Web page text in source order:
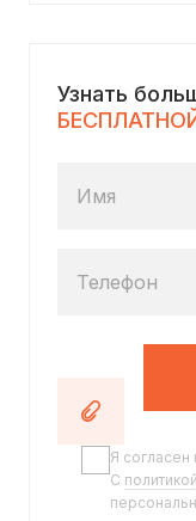
Узнать
Имя
Телефон
Я согласен
C политикой